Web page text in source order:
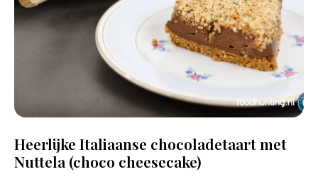
Heerlijke Italiaanse chocoladetaart met
Nuttela (choco cheesecake)